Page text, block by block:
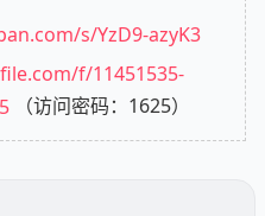
s/YzD9-azyK3
f/11451535-
（访问密码：1625）